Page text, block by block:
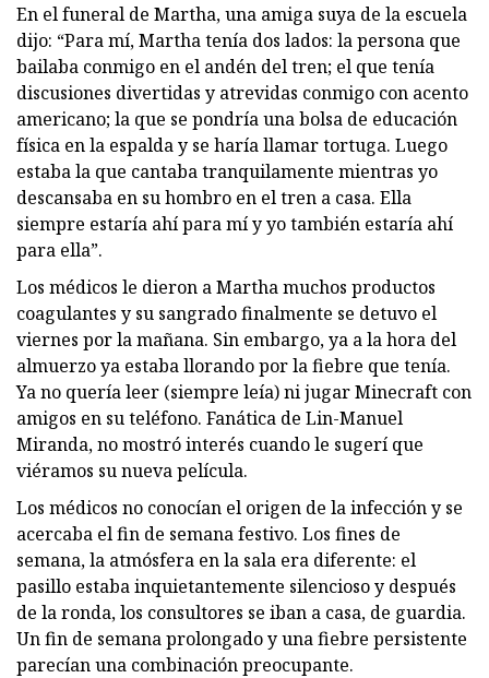
En el funeral de Martha, una amiga suya de la escuela
dijo: “Para mí, Martha tenía dos lados: la persona que
bailaba conmigo en el andén del tren; el que tenía
discusiones divertidas y atrevidas conmigo con acento
americano; la que se pondría una bolsa de educación
física en la espalda y se haría llamar tortuga. Luego
estaba la que cantaba tranquilamente mientras yo
descansaba en su hombro en el tren a casa. Ella
siempre estaría ahí para mí y yo también estaría ahí
para ella”.
Los médicos le dieron a Martha muchos productos
coagulantes y su sangrado finalmente se detuvo el
viernes por la mañana. Sin embargo, ya a la hora del
almuerzo ya estaba llorando por la fiebre que tenía.
Ya no quería leer (siempre leía) ni jugar Minecraft con
amigos en su teléfono. Fanática de Lin-Manuel
Miranda, no mostró interés cuando le sugerí que
viéramos su nueva película.
Los médicos no conocían el origen de la infección y se
acercaba el fin de semana festivo. Los fines de
semana, la atmósfera en la sala era diferente: el
pasillo estaba inquietantemente silencioso y después
de la ronda, los consultores se iban a casa, de guardia.
Un fin de semana prolongado y una fiebre persistente
parecían una combinación preocupante.